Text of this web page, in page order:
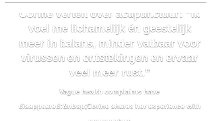
Corine vertelt over acupunctuur: “Ik
voel me lichamelijk én geestelijk
meer in balans, minder vatbaar voor
virussen en ontstekingen en ervaar
veel meer rust.”
Vague health complaints have
disappeared:&nbsp;Corine shares her experience with